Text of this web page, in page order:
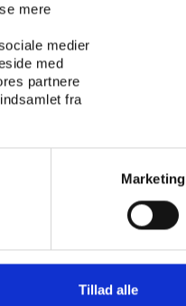
mere
medier
med
partnere
fra
Marketing
Tillad alle